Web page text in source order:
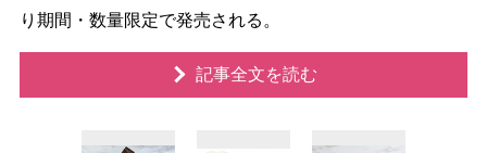
り期間・数量限定で発売される。
記事全文を読む